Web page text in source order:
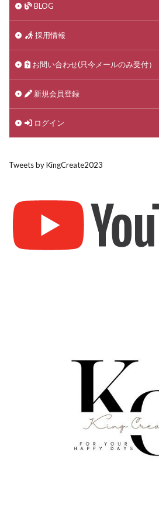
BLOG
採用情報
お問い合わせ(只今メールのみ受付）
新規会員登録
ログイン
Tweets by KingCreate2023